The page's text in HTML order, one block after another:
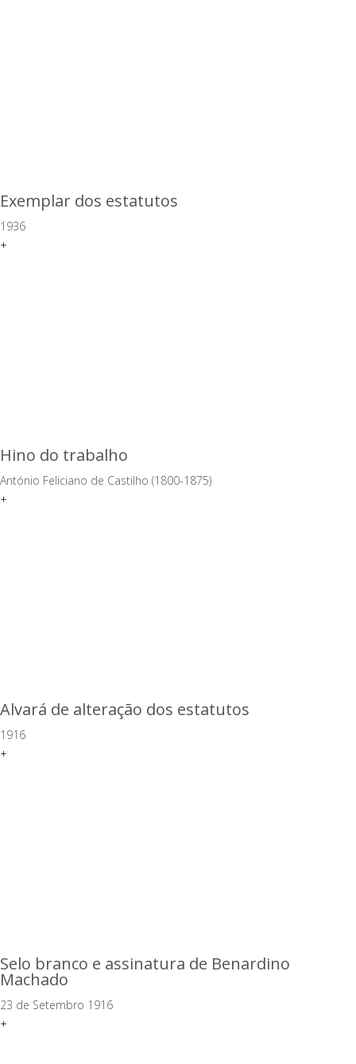
Exemplar dos estatutos
1936
+
Hino do trabalho
António Feliciano de Castilho (1800-1875)
+
Alvará de alteração dos estatutos
1916
+
Selo branco e assinatura de Benardino
Machado
23 de Setembro 1916
+